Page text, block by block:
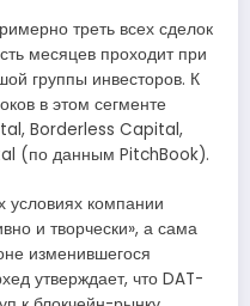
треть всех сделок
месяцев проходит при
группы инвесторов. К
в этом сегменте
Borderless Capital,
(по данным PitchBook).
компании
и творчески», а сама
изменившегося
утверждает, что DAT-